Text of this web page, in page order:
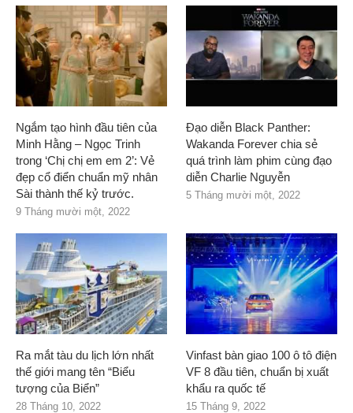
Ngắm tạo hình đầu tiên của
Minh Hằng – Ngọc Trinh
trong ‘Chị chị em em 2’: Vẻ
đẹp cổ điển chuẩn mỹ nhân
Sài thành thế kỷ trước.
9 Tháng mười một, 2022
Đạo diễn Black Panther:
Wakanda Forever chia sẻ
quá trình làm phim cùng đạo
diễn Charlie Nguyễn
5 Tháng mười một, 2022
Ra mắt tàu du lịch lớn nhất
thế giới mang tên “Biểu
tượng của Biển”
28 Tháng 10, 2022
Vinfast bàn giao 100 ô tô điện
VF 8 đầu tiên, chuẩn bị xuất
khẩu ra quốc tế
15 Tháng 9, 2022